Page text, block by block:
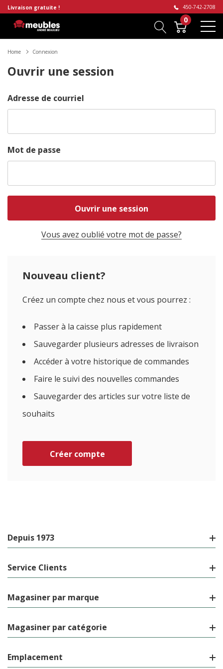
Livraison gratuite ! 450-742-2708
0
Home Connexion
Ouvrir une session
Adresse de courriel
Mot de passe
Vous avez oublié votre mot de passe?
Nouveau client?
Créez un compte chez nous et vous pourrez :
Passer à la caisse plus rapidement
Sauvegarder plusieurs adresses de livraison
Accéder à votre historique de commandes
Faire le suivi des nouvelles commandes
Sauvegarder des articles sur votre liste de
souhaits
Créer compte
Depuis 1973
Service Clients
Magasiner par marque
Magasiner par catégorie
Emplacement